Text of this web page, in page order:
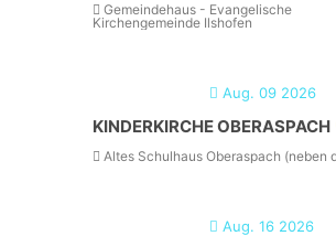
VEREINT IN CHRISTUS E.V. JESUS
Gemeindehaus - Evangelische
Kirchengemeinde Ilshofen
Aug. 09 2026
KINDERKIRCHE OBERASPACH
Altes Schulhaus Oberaspach (neben
Aug. 16 2026